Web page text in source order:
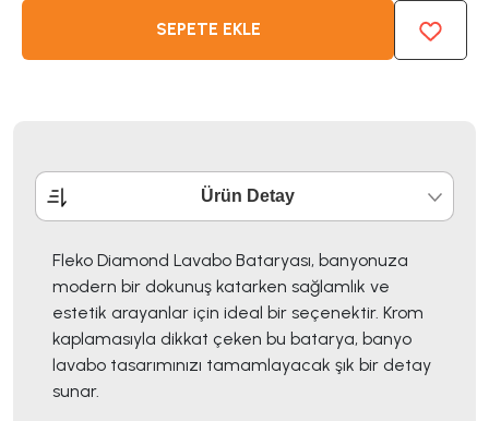
SEPETE EKLE
Ürün Detay
Fleko Diamond Lavabo Bataryası, banyonuza
modern bir dokunuş katarken sağlamlık ve
estetik arayanlar için ideal bir seçenektir. Krom
kaplamasıyla dikkat çeken bu batarya, banyo
lavabo tasarımınızı tamamlayacak şık bir detay
sunar.